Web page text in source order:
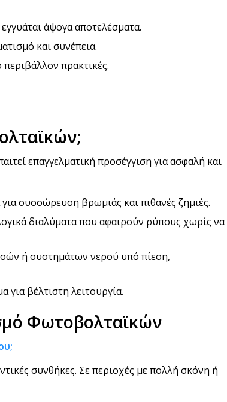
άψογα αποτελέσματα.
και συνέπεια.
περιβάλλον πρακτικές.
επαγγελματική προσέγγιση για ασφαλή και
συσσώρευση βρωμιάς και πιθανές ζημιές.
διαλύματα που αφαιρούν ρύπους χωρίς να
ή συστημάτων νερού υπό πίεση,
για βέλτιστη λειτουργία.
Φωτοβολταϊκών
συνθήκες. Σε περιοχές με πολλή σκόνη ή